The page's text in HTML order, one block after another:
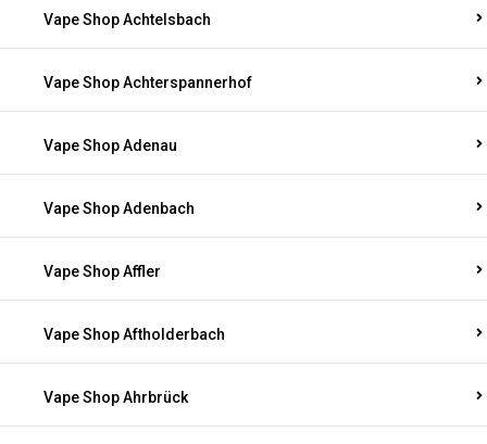
Vape Shop Achtelsbach
Vape Shop Achterspannerhof
Vape Shop Adenau
Vape Shop Adenbach
Vape Shop Affler
Vape Shop Aftholderbach
Vape Shop Ahrbrück